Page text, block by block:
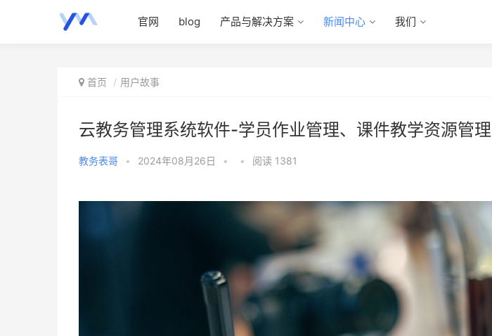
官网 blog 产品与解决方案 新闻中心 我们
首页 用户故事
云教务管理系统软件-学员作业管理、课件教学资源管理
教务表哥 • 2024年08月26日 • • 阅读 1381